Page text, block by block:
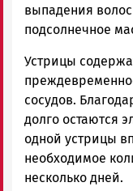
выпадения
подсолнечное
Устрицы
сосудов.
долго остаются
одной устрицы
необходимое
несколько дней.